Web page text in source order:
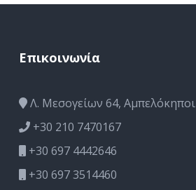
Επικοινωνία
Λ. Μεσογείων 64, Αμπελόκηποι
+30 210 7470167
+30 697 4442646
+30 697 3514460